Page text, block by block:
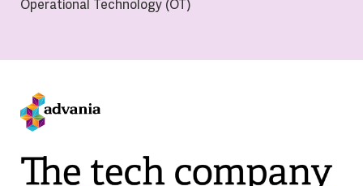
Operational Technology (OT)